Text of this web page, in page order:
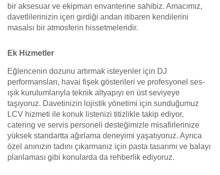
bir aksesuar ve ekipman envanterine sahibiz. Amacımız,
davetlilerinizin içeri girdiği andan itibaren kendilerini
masalsı bir atmosferin hissetmeleridir.
Ek Hizmetler
Eğlencenin dozunu artırmak isteyenler için DJ
performansları, havai fişek gösterileri ve profesyonel ses-
ışık kurulumlarıyla teknik altyapıyı en üst seviyeye
taşıyoruz. Davetinizin lojistik yönetimi için sunduğumuz
LCV hizmeti ile konuk listenizi titizlikle takip ediyor,
catering ve servis personeli desteğimizle misafirlerinize
yüksek standartta ağırlama deneyimi yaşatıyoruz. Ayrıca
özel anınızın tadını çıkarmanız için pasta tasarımı ve balayı
planlaması gibi konularda da rehberlik ediyoruz.